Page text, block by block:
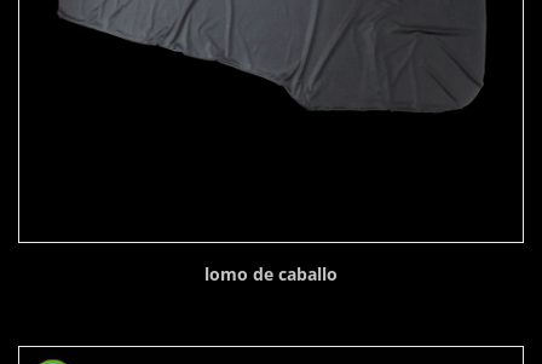
lomo de caballo